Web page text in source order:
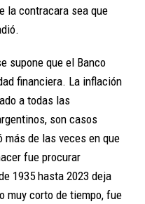
la contracara sea que
supone que el Banco
financiera. La inflación
a todas las
son casos
de las veces en que
fue procurar
1935 hasta 2023 deja
muy corto de tiempo, fue